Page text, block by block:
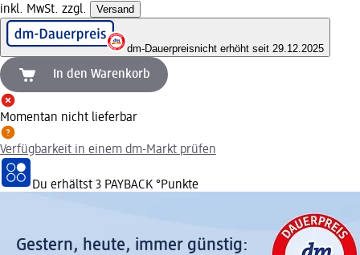
inkl. MwSt. zzgl. Versand
dm-Dauerpreisnicht erhöht seit 29.12.2025
In den Warenkorb
Momentan nicht lieferbar
Verfügbarkeit in einem dm-Markt prüfen
Du erhältst 3 PAYBACK °Punkte
Gestern, heute, immer günstig: